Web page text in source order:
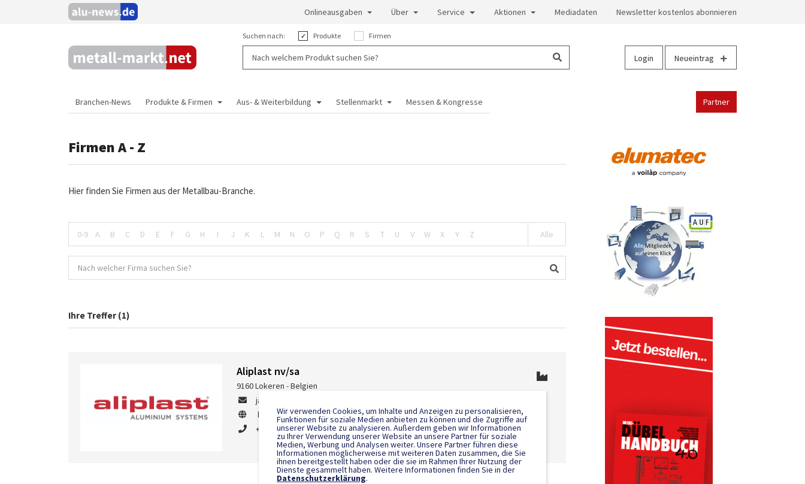
Onlineausgaben Über Service Aktionen Mediadaten Newsletter kostenlos abonnieren
Suchen nach: Produkte Firmen
Login Neueintrag
Branchen-News Produkte & Firmen Aus- & Weiterbildung Stellenmarkt Messen & Kongresse Partner
Firmen A - Z
Hier finden Sie Firmen aus der Metallbau-Branche.
0-9 A B C D E F G H I J K L M N O P Q R S T U V W X Y Z Alle
Ihre Treffer (1)
Aliplast nv/sa
9160 Lokeren - Belgien
jan.meyer@aliplast.com
http://www.aliplast.com
+49 160 1579879
Wir verwenden Cookies, um Inhalte und Anzeigen zu personalisieren,
Funktionen für soziale Medien anbieten zu können und die Zugriffe auf
unserer Website zu analysieren. Außerdem geben wir Informationen
zu Ihrer Verwendung unserer Website an unsere Partner für soziale
Medien, Werbung und Analysen weiter. Unsere Partner führen diese
Informationen möglicherweise mit weiteren Daten zusammen, die Sie
ihnen bereitgestellt haben oder die sie im Rahmen Ihrer Nutzung der
Dienste gesammelt haben. Weitere Informationen finden Sie in der
Datenschutzerklärung.